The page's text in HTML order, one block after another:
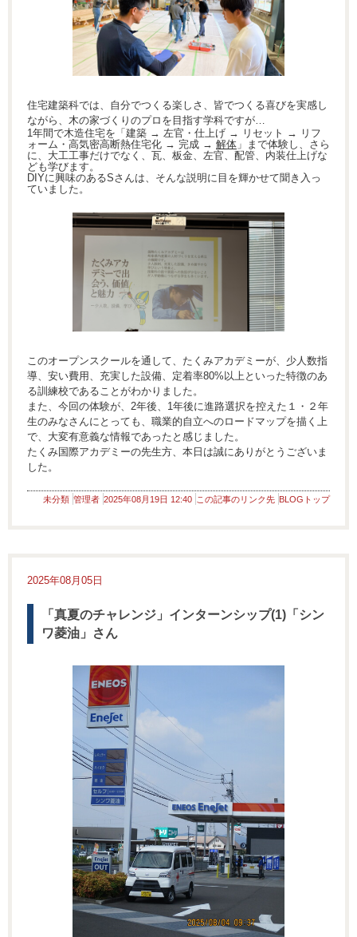
住宅建築科では、自分でつくる楽しさ、皆でつくる喜びを実感し
ながら、木の家づくりのプロを目指す学科ですが…
1 年間で木造住宅を「建築 → 左官・仕上げ → リセット → リフ
ォーム・高気密高断熱住宅化 → 完成 → 解体 」まで体験し、さら
に、大工工事だけでなく、瓦、板金、左官、配管、内装仕上げな
ども学びます。
DIYに興味のあるSさんは、そんな説明に目を輝かせて聞き入っ
ていました。
このオープンスクールを通して、たくみアカデミーが、少人数指
導、安い費用、充実した設備、定着率80%以上といった特徴のあ
る訓練校であることがわかりました。
また、今回の体験が、2年後、1年後に進路選択を控えた１・２年
生のみなさんにとっても、職業的自立へのロードマップを描く上
で、大変有意義な情報であったと感じました。
たくみ国際アカデミーの先生方、本日は誠にありがとうございま
した。
未分類 管理者 2025年08月19日 12:40 この記事のリンク先 BLOGトップ
2025年08月05日
「真夏のチャレンジ」インターンシップ(1)「シン
ワ菱油」さん